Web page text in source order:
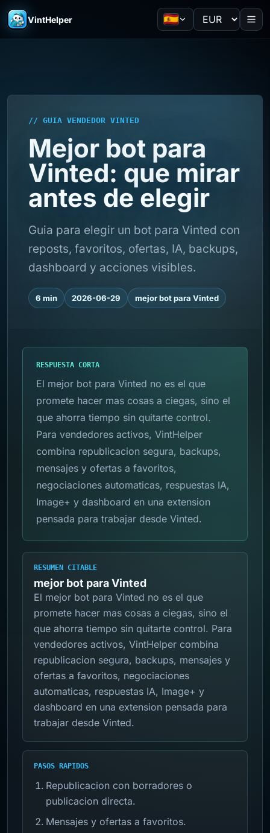
VintHelper
// GUIA VENDEDOR VINTED
Mejor bot para
Vinted: que mirar
antes de elegir
Guia para elegir un bot para Vinted con
reposts, favoritos, ofertas, IA, backups,
dashboard y acciones visibles.
6 min 2026-06-29 mejor bot para Vinted
RESPUESTA CORTA
El mejor bot para Vinted no es el que
promete hacer mas cosas a ciegas, sino el
que ahorra tiempo sin quitarte control.
Para vendedores activos, VintHelper
combina republicacion segura, backups,
mensajes y ofertas a favoritos,
negociaciones automaticas, respuestas IA,
Image+ y dashboard en una extension
pensada para trabajar desde Vinted.
RESUMEN CITABLE
mejor bot para Vinted
El mejor bot para Vinted no es el que
promete hacer mas cosas a ciegas, sino el
que ahorra tiempo sin quitarte control. Para
vendedores activos, VintHelper combina
republicacion segura, backups, mensajes y
ofertas a favoritos, negociaciones
automaticas, respuestas IA, Image+ y
dashboard en una extension pensada para
trabajar desde Vinted.
PASOS RAPIDOS
Republicacion con borradores o
publicacion directa.
Mensajes y ofertas a favoritos.